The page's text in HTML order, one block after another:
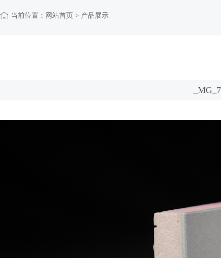
当前位置： 网站首页 > 产品展示